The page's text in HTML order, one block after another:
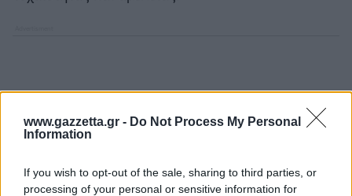
www.gazzetta.gr - Do Not Process My Personal
Information
If you wish to opt-out of the sale, sharing to third parties, or
processing of your personal or sensitive information for